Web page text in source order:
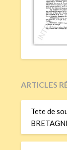
ARTICLES
Tete de